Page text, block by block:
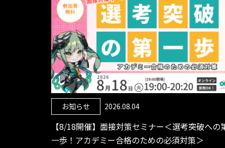
お知らせ 2026.08.04
【8/18開催】面接対策セミナー＜選考突破への
一歩！アカデミー合格のための必須対策＞